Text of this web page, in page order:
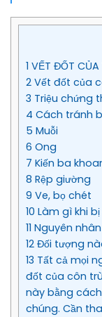
1 VẾT ĐỐT CỦA
2 Vết đốt của
3 Triệu chứng
4 Cách tránh
5 Muỗi
6 Ong
7 Kiến ba
8 Rệp giường
9 Ve, bọ chét
10 Làm gì khi
11 Nguyên
12 Đối tượng
13 Tất cả mọi
đốt của côn
này bằng
chúng. Cần